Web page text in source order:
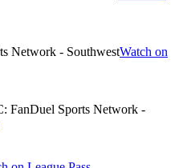
Network - SouthwestWatch on
: FanDuel Sports Network -